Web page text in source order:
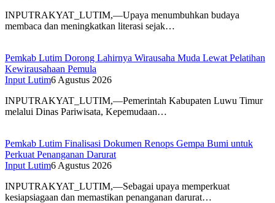
INPUTRAKYAT_LUTIM,—Upaya menumbuhkan budaya
membaca dan meningkatkan literasi sejak…
Pemkab Lutim Dorong Lahirnya Wirausaha Muda Lewat Pelatihan
Kewirausahaan Pemula
Input Lutim6 Agustus 2026
INPUTRAKYAT_LUTIM,—Pemerintah Kabupaten Luwu Timur
melalui Dinas Pariwisata, Kepemudaan…
Pemkab Lutim Finalisasi Dokumen Renops Gempa Bumi untuk
Perkuat Penanganan Darurat
Input Lutim6 Agustus 2026
INPUTRAKYAT_LUTIM,—Sebagai upaya memperkuat
kesiapsiagaan dan memastikan penanganan darurat…